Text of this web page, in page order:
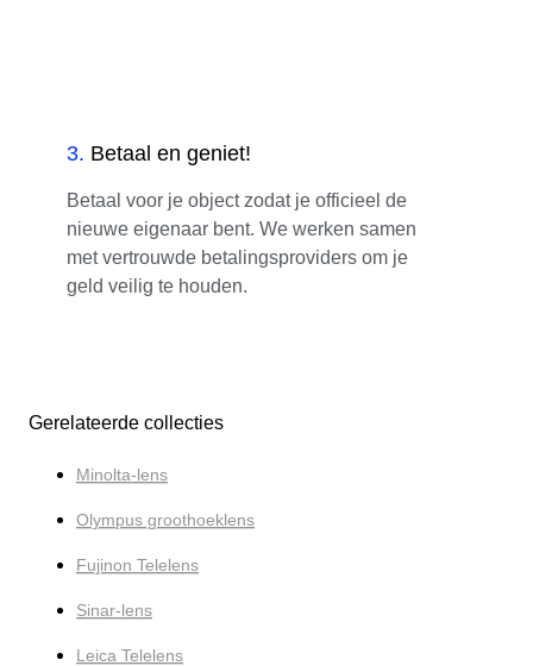
3. Betaal en geniet!
Betaal voor je object zodat je officieel de
nieuwe eigenaar bent. We werken samen
met vertrouwde betalingsproviders om je
geld veilig te houden.
Gerelateerde collecties
Minolta-lens
Olympus groothoeklens
Fujinon Telelens
Sinar-lens
Leica Telelens